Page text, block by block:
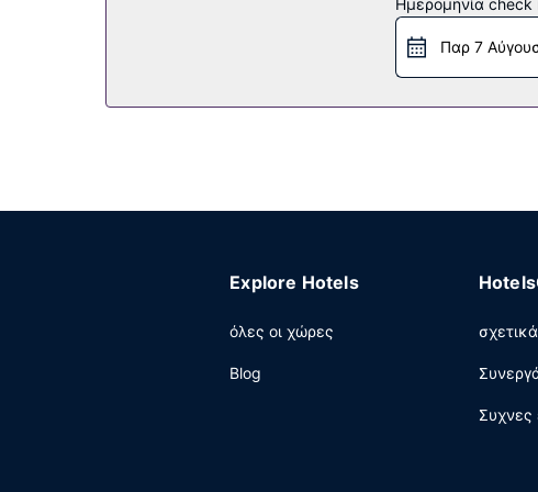
Στις σημαντικές παροχές περιλαμβάνονται
Ημερομηνία check
Παρ 7
Explore Hotels
όλες οι χώρες
Blog
Συχνες